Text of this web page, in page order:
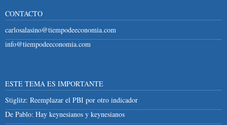
CONTACTO
carlosalasino@tiempodeeconomia.com
info@tiempodeeconomia.com
ESTE TEMA ES IMPORTANTE
Stiglitz: Reemplazar el PBI por otro indicador
De Pablo: Hay keynesianos y keynesianos